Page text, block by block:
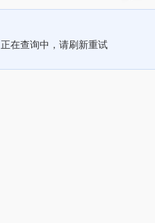
正在查询中，请刷新重试